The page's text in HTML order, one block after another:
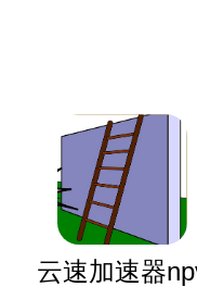
云速加速器